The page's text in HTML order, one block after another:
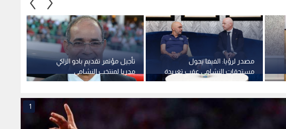
تأجيل مؤتمر تقديم بادو الزاكي
مدربا لمنتخب النشامى
مصدر لرؤيا: الفيفا يحول
مستحقات النشامى عقب تغريدة
الأمير علي
1